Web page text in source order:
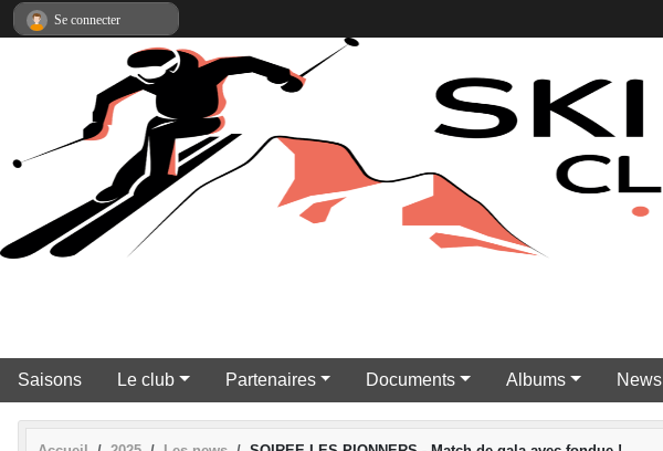
Saisons Le club Partenaires Documents Albums News
Se connecter
Panneau de gestion des cookies